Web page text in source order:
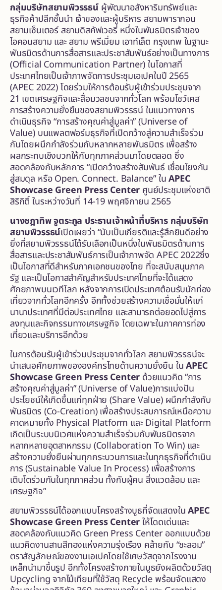
กลุ่มบริษัทสยามพิวรรธน์ ผู้พัฒนาอสังหาริมทรัพย์และ
ธุรกิจค้าปลีกชั้นนำ เจ้าของและผู้บริหาร สยามพารากอน
สยามเซ็นเตอร์ สยามดิสคัฟเวอรี่ หนึ่งในพันธมิตรเจ้าของ
ไอคอนสยาม และ สยาม พรีเมี่ยม เอาท์เล็ต กรุงเทพ ในฐานะ
พันธมิตรด้านการสื่อสารและประชาสัมพันธ์อย่างเป็นทางการ
(Official Communication Partner) ในโอกาสที่
ประเทศไทยเป็นเจ้าภาพจัดการประชุมเอเปคในปี 2565
(APEC 2022) โดยร่วมให้การต้อนรับผู้เข้าร่วมประชุมจาก
21 เขตเศรษฐกิจและสื่อมวลชนจากทั่วโลก พร้อมโชว์เคส
การสร้างความยั่งยืนของสยามพิวรรธน์ ในแนวทางการ
ดำเนินธุรกิจ “การสร้างคุณค่าสู่มูลค่า” (Universe of
Value) บนแพลตฟอร์มธุรกิจที่เปิดกว้างสู่ความสำเร็จร่วม
กันโดยผนึกกำลังร่วมกับหลากหลายพันธมิตร เพื่อสร้าง
ผลกระทบเชิงบวกให้กับทุกภาคส่วนมาโดยตลอด ซึ่ง
สอดคล้องกับหลักการ “เปิดกว้างสร้างสัมพันธ์ เชื่อมโยงกัน
สู่สมดุล หรือ Open. Connect. Balance” ในAPEC
Showcase Green Press Center ศูนย์ประชุมแห่งชาติ
สิริกิติ์ ในระหว่างวันที่ 14-19 พฤศจิกายน 2565
นางชฎาทิพ จูตระกูล ประธานเจ้าหน้าที่บริหาร กลุ่มบริษัท
สยามพิวรรธน์เปิดเผยว่า “นับเป็นเกียรติและรู้สึกยินดีอย่าง
ยิ่งที่สยามพิวรรธน์ได้รับเลือกเป็นหนึ่งในพันธมิตรด้านการ
สื่อสารและประชาสัมพันธ์การเป็นเจ้าภาพจัด APEC 2022ซึ่ง
เป็นโอกาสที่ดีสำหรับภาคเอกชนของไทย ที่จะสนับสนุนภาค
รัฐ และเป็นโอกาสสำคัญสำหรับประเทศไทยที่จะได้แสดง
ศักยภาพบนเวทีโลก หลังจากการเปิดประเทศต้อนรับนักท่อง
เที่ยวจากทั่วโลกอีกครั้ง อีกทั้งช่วยสร้างความเชื่อมั่นให้แก่
นานาประเทศที่มีต่อประเทศไทย และสามารถต่อยอดไปสู่การ
ลงทุนและกิจกรรมทางเศรษฐกิจ โดยเฉพาะในภาคการท่อง
เที่ยวและบริการอีกด้วย
ในการต้อนรับผู้เข้าร่วมประชุมจากทั่วโลก สยามพิวรรธน์จะ
นำเสนอศักยภาพขององค์กรไทยด้านความยั่งยืน ในAPEC
Showcase Green Press Center ด้วยแนวคิด “การ
สร้างคุณค่าสู่มูลค่า” (Universe of Value)การแบ่งปัน
ประโยชน์ให้เกิดขึ้นแก่ทุกฝ่าย (Share Value) ผนึกกำลังกับ
พันธมิตร (Co-Creation) เพื่อสร้างประสบการณ์เหนือความ
คาดหมายทั้ง Physical Platform และ Digital Platform
เกิดเป็นระบบนิเวศแห่งความสำเร็จร่วมกับพันธมิตรจาก
หลากหลายอุตสาหกรรม (Collaboration To Win) และ
สร้างความยั่งยืนผ่านทุกกระบวนการและในทุกธุรกิจที่ดำเนิน
การ (Sustainable Value In Process) เพื่อสร้างการ
เติบโตร่วมกันในทุกภาคส่วน ทั้งกับผู้คน สิ่งแวดล้อม และ
เศรษฐกิจ”
สยามพิวรรธน์ได้ออกแบบโครงสร้างบูธที่จัดแสดงในAPEC
Showcase Green Press Centerให้โดดเด่นและ
สอดคล้องกับแนวคิด Green Press Center ออกแบบด้วย
แนวคิดงานสานสีทองแห่งความรุ่งเรือง คล้ายกับ “ชะลอม”
ตราสัญลักษณ์ของงานเอเปคโดยใช้เศษวัสดุจากโรงงาน
เหล็กนำมาขึ้นรูป อีกทั้งโครงสร้างภายในบูธยังผลิตด้วยวัสดุ
Upcycling จากไม้เทียมที่ใช้วัสดุ Recycle พร้อมจัดแสดง